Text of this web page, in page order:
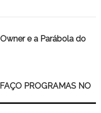
e a Parábola do
PROGRAMAS NO